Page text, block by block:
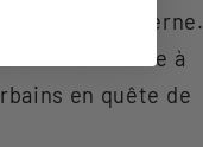
moderne.
ans d'aventure à
en quête de